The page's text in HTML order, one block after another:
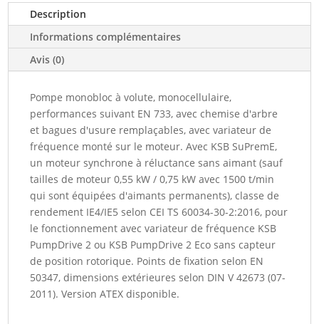
050-
032-
200-
GGSBV11WSEBA4HAB
(5131060)
Description
Informations complémentaires
Avis (0)
Pompe monobloc à volute, monocellulaire,
performances suivant EN 733, avec chemise d'arbre
et bagues d'usure remplaçables, avec variateur de
fréquence monté sur le moteur. Avec KSB SuPremE,
un moteur synchrone à réluctance sans aimant (sauf
tailles de moteur 0,55 kW / 0,75 kW avec 1500 t/min
qui sont équipées d'aimants permanents), classe de
rendement IE4/IE5 selon CEI TS 60034-30-2:2016, pour
le fonctionnement avec variateur de fréquence KSB
PumpDrive 2 ou KSB PumpDrive 2 Eco sans capteur
de position rotorique. Points de fixation selon EN
50347, dimensions extérieures selon DIN V 42673 (07-
2011). Version ATEX disponible.